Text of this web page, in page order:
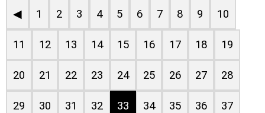
◀ 1 2 3 4 5 6 7 8 9 10
11 12 13 14 15 16 17 18 19
20 21 22 23 24 25 26 27 28
29 30 31 32 33 34 35 36 37